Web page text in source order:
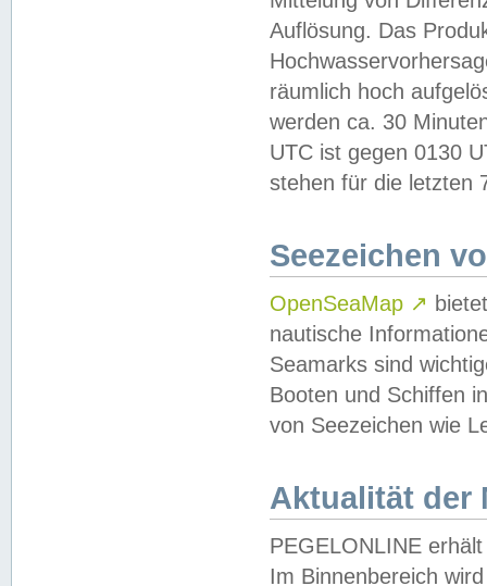
Auflösung. Das
räumlich hoch
werden ca. 30
UTC ist gegen 0130
stehen für die letzten
Seezeichen
OpenSeaMap ↗
nautische
Seamarks sind
Booten und Schiffen
von Seezeichen wie
Aktualität der
PEGELONLINE
Im Binnenbereich